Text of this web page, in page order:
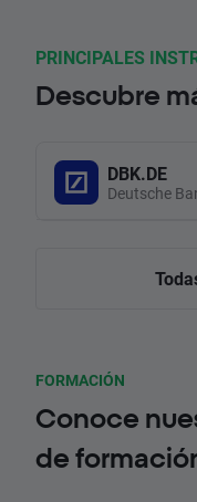
PRINCIPALES
Descubre
DBK.DE
Deutsche
FORMACIÓN
Conoce
de